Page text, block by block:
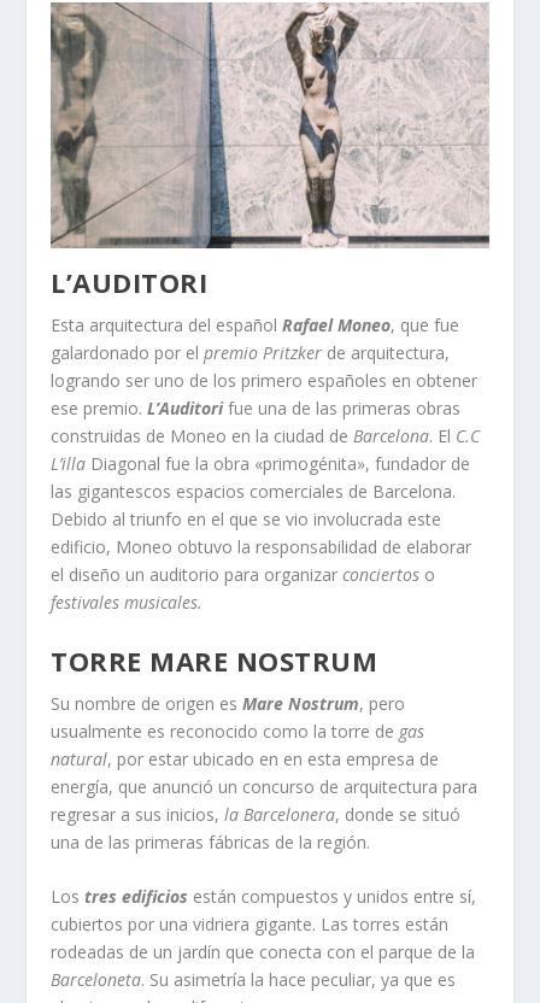
L’AUDITORI
Esta arquitectura del españolRafael Moneo, que fue
galardonado por elpremio Pritzker de arquitectura,
logrando ser uno de los primero españoles en obtener
ese premio. L’Auditorifue una de las primeras obras
construidas de Moneo en la ciudad deBarcelona. El C.C
L’illa Diagonal fue la obra «primogénita», fundador de
las gigantescos espacios comerciales de Barcelona.
Debido al triunfo en el que se vio involucrada este
edificio, Moneo obtuvo la responsabilidad de elaborar
el diseño un auditorio para organizarconciertos o
festivales musicales.
TORRE MARE NOSTRUM
Su nombre de origen esMare Nostrum, pero
usualmente es reconocido como la torre de gas
natural, por estar ubicado en en esta empresa de
energía, que anunció un concurso de arquitectura para
regresar a sus inicios,la Barcelonera, donde se situó
una de las primeras fábricas de la región.
Lostres edificios están compuestos y unidos entre sí,
cubiertos por una vidriera gigante. Las torres están
rodeadas de un jardín que conecta con el parque de la
Barceloneta. Su asimetría la hace peculiar, ya que es